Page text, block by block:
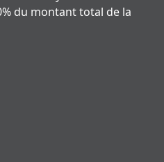
du montant total de la